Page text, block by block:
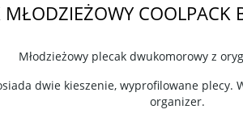
MŁODZIEŻOWY COOLPACK
Młodzieżowy plecak dwukomorowy z
dwie kieszenie, wyprofilowane plecy.
organizer.